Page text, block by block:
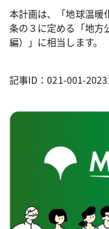
本計画は、「地球温暖
条の３に定める「地方
編）」に相当します。
記事ID：021-001-